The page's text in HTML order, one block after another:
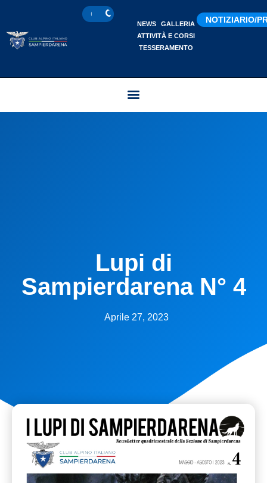
NEWS
GALLERIA
ATTIVITÀ E CORSI
TESSERAMENTO
NOTIZIARIO/
Lupi di
Sampierdarena N° 4
Aprile 27, 2023